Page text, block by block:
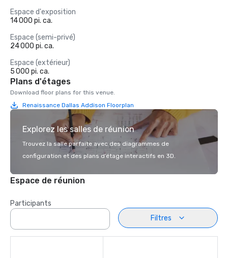
Espace d'exposition
14 000 pi. ca.
Espace (semi-privé)
24 000 pi. ca.
Espace (extérieur)
5 000 pi. ca.
Plans d'étages
Download floor plans for this venue.
Renaissance Dallas Addison Floorplan
Explorez les salles de réunion
Trouvez la salle parfaite avec des diagrammes de
configuration et des plans d’étage interactifs en 3D.
Espace de réunion
Participants
Filtres